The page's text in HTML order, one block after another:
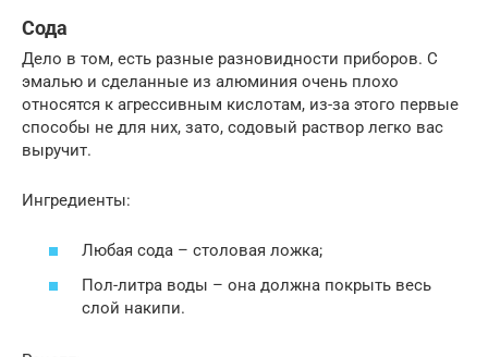
Сода
Дело в том, есть разные разновидности приборов. С
эмалью и сделанные из алюминия очень плохо
относятся к агрессивным кислотам, из-за этого первые
способы не для них, зато, содовый раствор легко вас
выручит.
Ингредиенты:
Любая сода – столовая ложка;
Пол-литра воды – она должна покрыть весь
слой накипи.